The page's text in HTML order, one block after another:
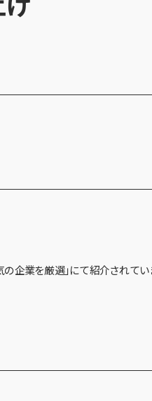
企業を厳選」にて紹介されてい